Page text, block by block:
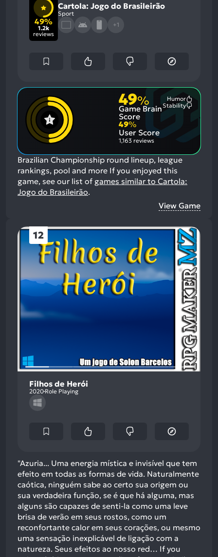
49%
1.2k
reviews
Cartola: Jogo do Brasileirão
Sport
+1
49%
Game Brain
Score
Humor
Stability
49%
User Score
1,163 reviews
Brazilian Championship round lineup, league
rankings, pool and more If you enjoyed this
game, see our list of games similar to Cartola:
Jogo do Brasileirão.
View Game
12
Filhos de Herói
2020 Role Playing
"Azuria... Uma energia mística e invisível que tem
efeito em todas as formas de vida. Naturalmente
caótica, ninguém sabe ao certo sua origem ou
sua verdadeira função, se é que há alguma, mas
alguns são capazes de senti-la como uma leve
brisa de verão em seus rostos, como um
reconfortante calor em seus corações, ou mesmo
uma sensação inexplicável de ligação com a
natureza. Seus efeitos ao nosso red… If you